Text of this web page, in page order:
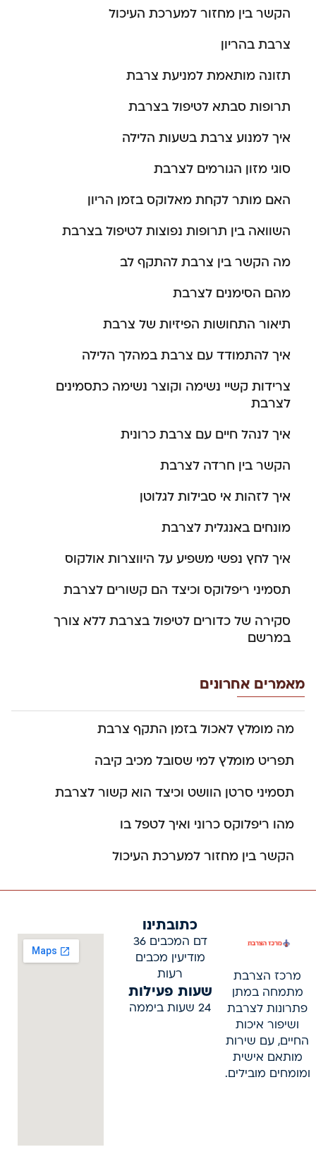
הקשר בין מחזור למערכת העיכול
צרבת בהריון
תזונה מותאמת למניעת צרבת
תרופות סבתא לטיפול בצרבת
איך למנוע צרבת בשעות הלילה
סוגי מזון הגורמים לצרבת
האם מותר לקחת מאלוקס בזמן הריון
השוואה בין תרופות נפוצות לטיפול בצרבת
מה הקשר בין צרבת להתקף לב
מהם הסימנים לצרבת
תיאור התחושות הפיזיות של צרבת
איך להתמודד עם צרבת במהלך הלילה
צרידות קשיי נשימה וקוצר נשימה כתסמינים
לצרבת
איך לנהל חיים עם צרבת כרונית
הקשר בין חרדה לצרבת
איך לזהות אי סבילות לגלוטן
מונחים באנגלית לצרבת
איך לחץ נפשי משפיע על היווצרות אולקוס
תסמיני ריפלוקס וכיצד הם קשורים לצרבת
סקירה של כדורים לטיפול בצרבת ללא צורך
במרשם
מאמרים אחרונים
מה מומלץ לאכול בזמן התקף צרבת
תפריט מומלץ למי שסובל מכיב קיבה
תסמיני סרטן הוושט וכיצד הוא קשור לצרבת
מהו ריפלוקס כרוני ואיך לטפל בו
הקשר בין מחזור למערכת העיכול
מרכז הצרבת
מתמחה במתן
פתרונות לצרבת
ושיפור איכות
החיים, עם שירות
מותאם אישית
ומומחים מובילים.
כתובתינו
דם המכבים 36
מודיעין מכבים
רעות
שעות פעילות
24 שעות ביממה